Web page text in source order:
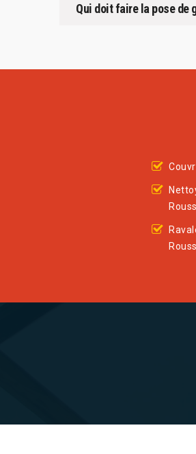
Qui doit faire la pose de